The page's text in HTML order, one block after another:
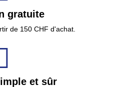
gratuite
de 150 CHF d'achat.
et sûr